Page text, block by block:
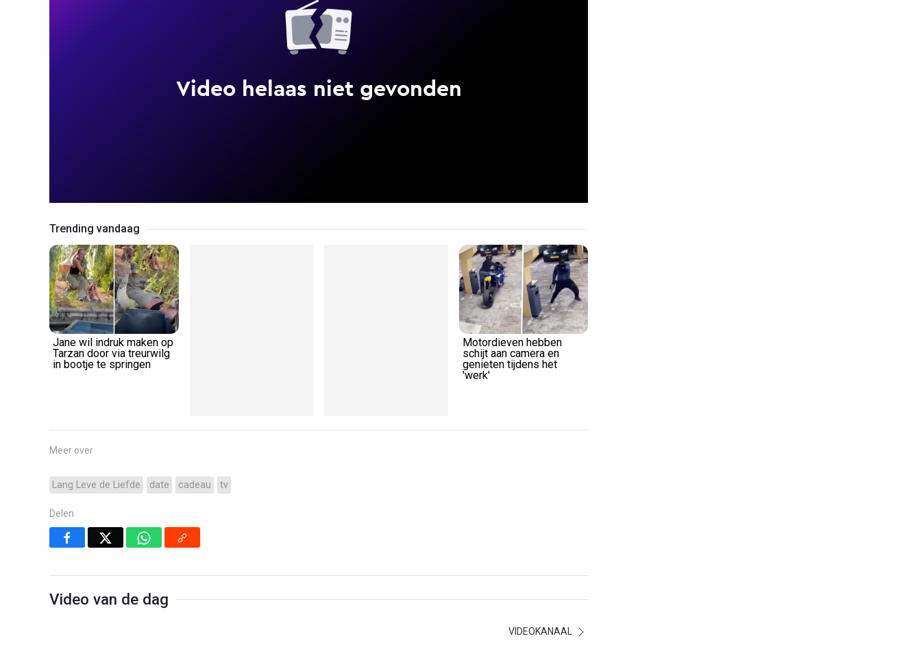
Trending vandaag
Jane wil indruk maken op
Tarzan door via treurwilg
in bootje te springen
Motordieven hebben
schijt aan camera en
genieten tijdens het
'werk'
Meer over
Lang Leve de Liefde date cadeau tv
Delen
Video van de dag
VIDEOKANAAL